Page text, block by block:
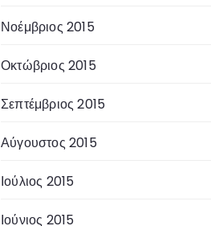
Νοέμβριος 2015
Οκτώβριος 2015
Σεπτέμβριος 2015
Αύγουστος 2015
Ιούλιος 2015
Ιούνιος 2015